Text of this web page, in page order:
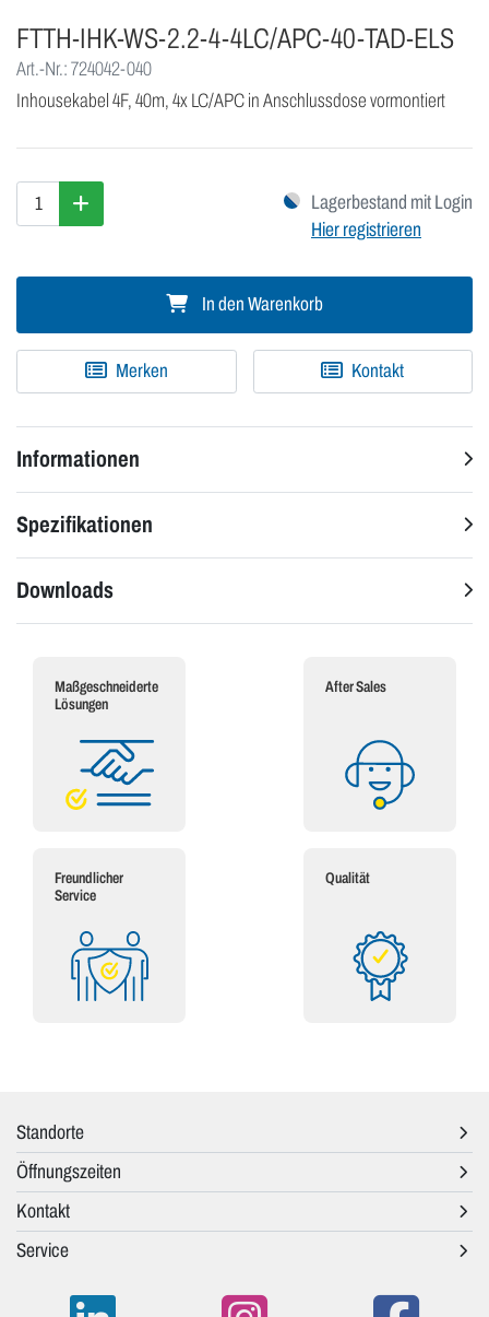
FTTH-IHK-WS-2.2-4-4LC/APC-40-TAD-ELS
Art.-Nr.: 724042-040
Inhousekabel 4F, 40m, 4x LC/APC in Anschlussdose vormontiert
Lagerbestand mit Login
Hier registrieren
In den Warenkorb
Merken Kontakt
Informationen
Spezifikationen
Downloads
Maßgeschneiderte
Lösungen
After Sales
Freundlicher
Service
Qualität
Standorte
Öffnungszeiten
Kontakt
Service